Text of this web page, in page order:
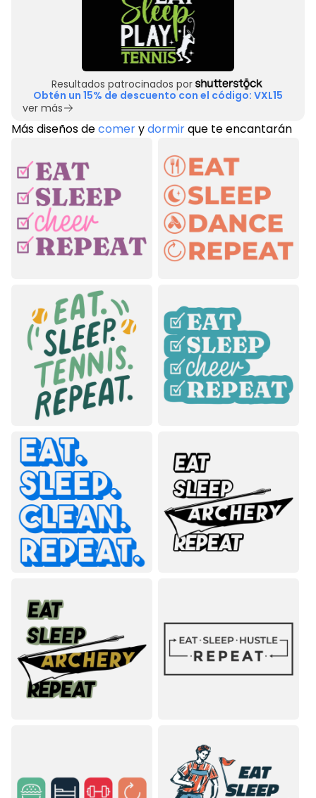
Resultados patrocinados por
Obtén un 15% de descuento con el código: VXL15
ver más
Más diseños decomerydormirque te encantarán